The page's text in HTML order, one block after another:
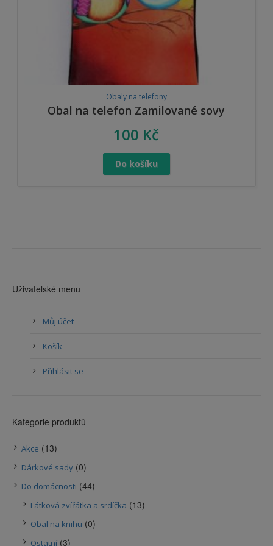
Obaly na telefony
Obal na telefon Zamilované sovy
100 Kč
Do košíku
Uživatelské menu
Můj účet
Košík
Přihlásit se
Kategorie produktů
Akce (13)
Dárkové sady (0)
Do domácnosti (44)
Látková zvířátka a srdíčka (13)
Obal na knihu (0)
Ostatní (3)